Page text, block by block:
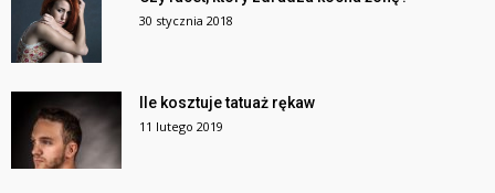
30 stycznia 2018
Ile kosztuje tatuaż rękaw
11 lutego 2019